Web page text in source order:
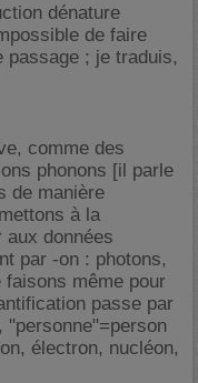
dénature
de faire
passage ; je traduis,
comme des
phonons [il parle
de manière
à la
aux données
par -on : photons,
même pour
passe par
"personne"=person
électron, nucléon,